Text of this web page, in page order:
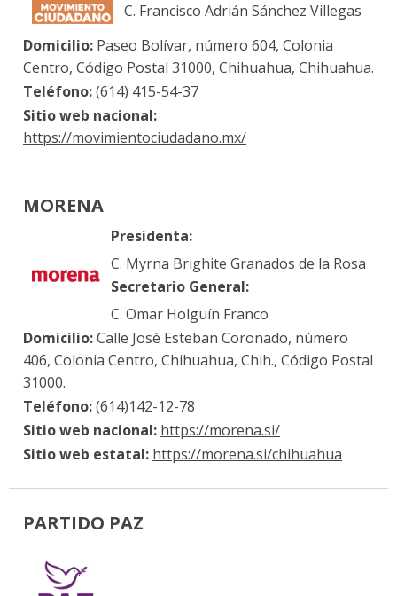
C. Francisco Adrián Sánchez Villegas
Domicilio: Paseo Bolívar, número 604, Colonia
Centro, Código Postal 31000, Chihuahua, Chihuahua.
Teléfono:(614) 415-54-37
Sitio web nacional:
https://movimientociudadano.mx/
MORENA
Presidenta:
C. Myrna Brighite Granados de la Rosa
Secretario General:
C. Omar Holguín Franco
Domicilio:Calle José Esteban Coronado, número
406, Colonia Centro, Chihuahua, Chih., Código Postal
31000.
Teléfono:(614)142-12-78
Sitio web nacional: https://morena.si/
Sitio web estatal: https://morena.si/chihuahua
PARTIDO PAZ